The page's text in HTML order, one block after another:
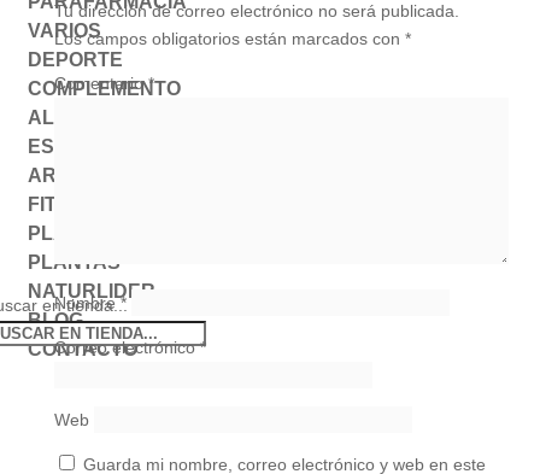
VARIOS
DEPORTE
COMPLEMENTO
ALIMENTICIO
ESTADO DE ÁNIMO
AROMATERAPIA
FITOTERAPIA
PLANTA MEDICINAL
PLANTAS
NATURLIDER
BLOG
CONTACTO
en tienda...
Tu dirección de correo electrónico no será publicada.
Los campos obligatorios están marcados con *
Comentario*
Nombre*
Correo electrónico*
Web
Guarda mi nombre, correo electrónico y web en este